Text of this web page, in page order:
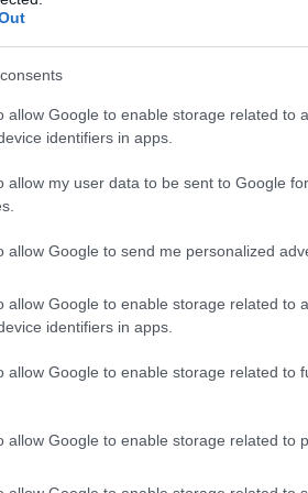
allow Google to enable storage related to
identifiers in apps.
allow my user data to be sent to Google
allow Google to send me personalized
allow Google to enable storage related to
identifiers in apps.
allow Google to enable storage related to
allow Google to enable storage related to
🇮🇷🇮🇱 Iran's hypersonic
(@BRICSinfo)June 16,
(@ragipsoylu)
happening now is
Brak … all hit including
Petah Tikva destroyed